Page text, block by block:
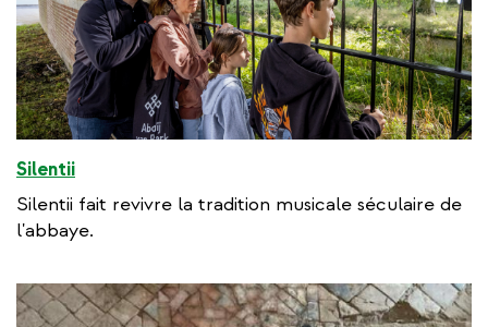
Silentii
Silentii fait revivre la tradition musicale séculaire de
l'abbaye.